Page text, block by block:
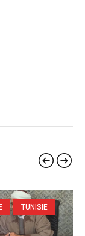
TUNISIE